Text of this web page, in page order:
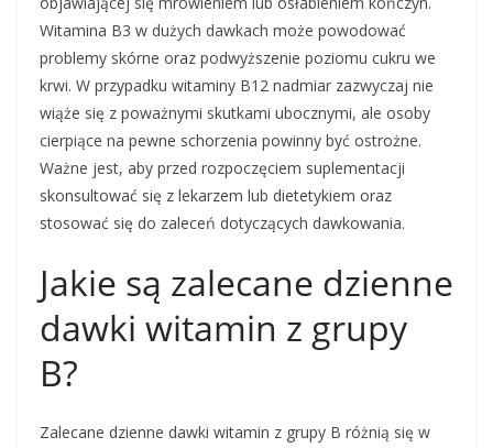
Witamina B3 w dużych dawkach może powodować
problemy skórne oraz podwyższenie poziomu cukru we
krwi. W przypadku witaminy B12 nadmiar zazwyczaj nie
wiąże się z poważnymi skutkami ubocznymi, ale osoby
cierpiące na pewne schorzenia powinny być ostrożne.
Ważne jest, aby przed rozpoczęciem suplementacji
skonsultować się z lekarzem lub dietetykiem oraz
stosować się do zaleceń dotyczących dawkowania.
Jakie są zalecane dzienne
dawki witamin z grupy
B?
Zalecane dzienne dawki witamin z grupy B różnią się w